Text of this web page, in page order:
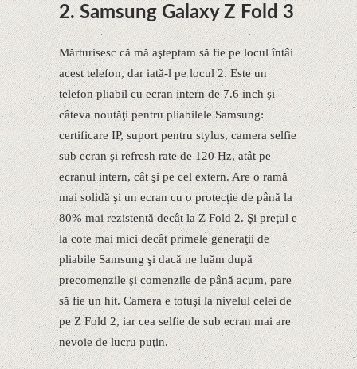
2. Samsung Galaxy Z Fold 3
Mărturisesc că mă aşteptam să fie pe locul întâi
acest telefon, dar iată-l pe locul 2. Este un
telefon pliabil cu ecran intern de 7.6 inch şi
câteva noutăţi pentru pliabilele Samsung:
certificare IP, suport pentru stylus, camera selfie
sub ecran şi refresh rate de 120 Hz, atât pe
ecranul intern, cât şi pe cel extern. Are o ramă
mai solidă şi un ecran cu o protecţie de până la
80% mai rezistentă decât la Z Fold 2. Şi preţul e
la cote mai mici decât primele generaţii de
pliabile Samsung şi dacă ne luăm după
precomenzile şi comenzile de până acum, pare
să fie un hit. Camera e totuşi la nivelul celei de
pe Z Fold 2, iar cea selfie de sub ecran mai are
nevoie de lucru puţin.